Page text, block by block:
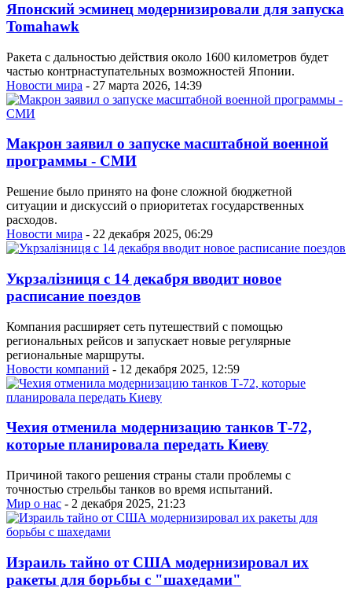
Японский эсминец модернизировали для запуска
Tomahawk
Ракета с дальностью действия около 1600 километров будет
частью контрнаступательных возможностей Японии.
Новости мира - 27 марта 2026, 14:39
Макрон заявил о запуске масштабной военной
программы - СМИ
Решение было принято на фоне сложной бюджетной
ситуации и дискуссий о приоритетах государственных
расходов.
Новости мира - 22 декабря 2025, 06:29
Укрзалізниця с 14 декабря вводит новое
расписание поездов
Компания расширяет сеть путешествий с помощью
региональных рейсов и запускает новые регулярные
региональные маршруты.
Новости компаний - 12 декабря 2025, 12:59
Чехия отменила модернизацию танков Т-72,
которые планировала передать Киеву
Причиной такого решения страны стали проблемы с
точностью стрельбы танков во время испытаний.
Мир о нас - 2 декабря 2025, 21:23
Израиль тайно от США модернизировал их
ракеты для борьбы с "шахедами"